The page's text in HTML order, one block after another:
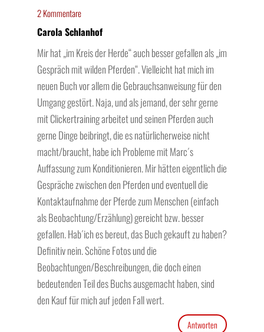
2 Kommentare
Carola Schlanhof
Mir hat „im Kreis der Herde“ auch besser gefallen als „im
Gespräch mit wilden Pferden“. Vielleicht hat mich im
neuen Buch vor allem die Gebrauchsanweisung für den
Umgang gestört. Naja, und als jemand, der sehr gerne
mit Clickertraining arbeitet und seinen Pferden auch
gerne Dinge beibringt, die es natürlicherweise nicht
macht/braucht, habe ich Probleme mit Marc´s
Auffassung zum Konditionieren. Mir hätten eigentlich die
Gespräche zwischen den Pferden und eventuell die
Kontaktaufnahme der Pferde zum Menschen (einfach
als Beobachtung/Erzählung) gereicht bzw. besser
gefallen. Hab´ich es bereut, das Buch gekauft zu haben?
Definitiv nein. Schöne Fotos und die
Beobachtungen/Beschreibungen, die doch einen
bedeutenden Teil des Buchs ausgemacht haben, sind
den Kauf für mich auf jeden Fall wert.
Antworten